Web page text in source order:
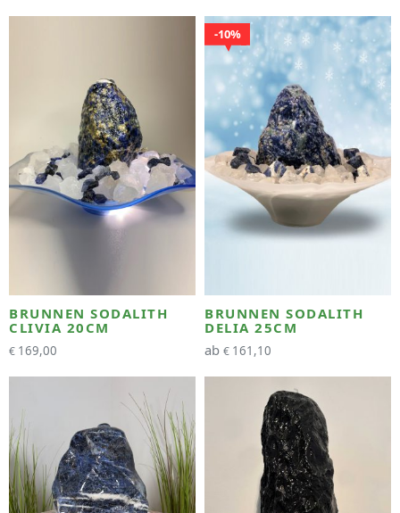
BRUNNEN SODALITH
CLIVIA 20CM
€ 169,00
10%
BRUNNEN SODALITH
DELIA 25CM
ab € 161,10